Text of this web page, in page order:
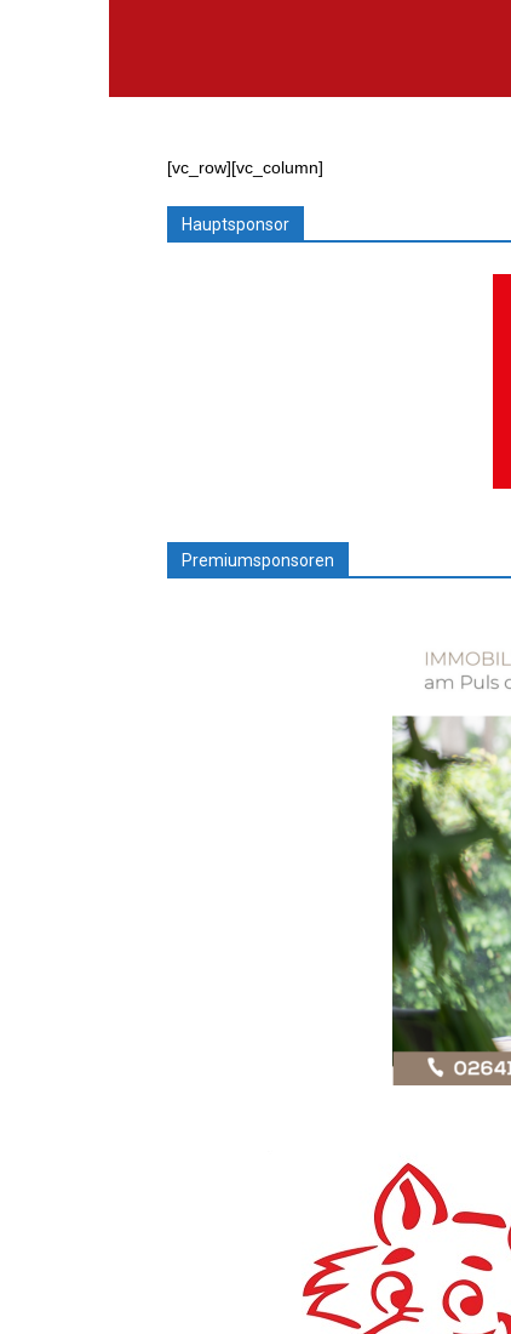
[vc_row][vc_column]
Hauptsponsor
Premiumsponsoren